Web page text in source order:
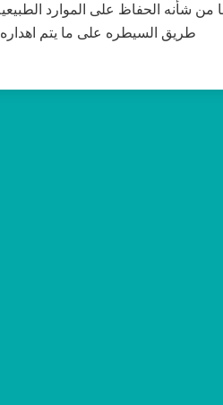
من شأنه الحفاظ على الموارد
طريق السيطره على ما يتم اهداره